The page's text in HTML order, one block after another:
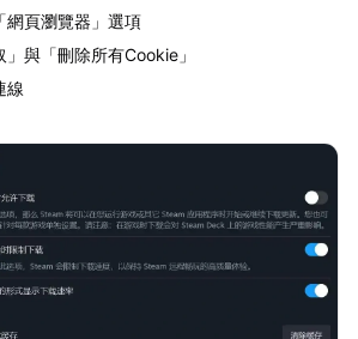
網頁瀏覽器」選項
與「刪除所有Cookie」
線